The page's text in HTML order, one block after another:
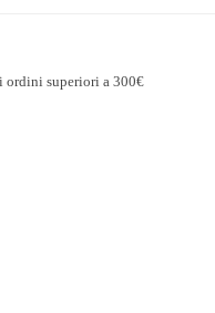
superiori a 300€